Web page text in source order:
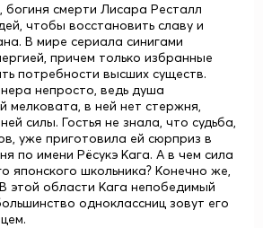
смерти Лисара Ресталл
чтобы восстановить славу и
В мире сериала синигами
причем только избранные
потребности высших существ.
непросто, ведь душа
мелковата, в ней нет стержня,
силы. Гостья не знала, что судьба,
уже приготовила ей сюрприз в
по имени Рёсукэ Кага. А в чем сила
японского школьника? Конечно же,
области Кага непобедимый
одноклассниц зовут его